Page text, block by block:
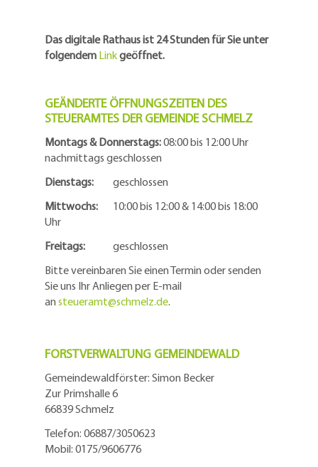
Das digitale Rathaus ist 24 Stunden für Sie unter
folgendem Linkgeöffnet.
GEÄNDERTE ÖFFNUNGSZEITEN DES
STEUERAMTES DER GEMEINDE SCHMELZ
Montags & Donnerstags:08:00 bis 12:00 Uhr
nachmittags geschlossen
Dienstags:
geschlossen
Mittwochs:
10:00 bis 12:00 & 14:00 bis 18:00
Uhr
Freitags:
geschlossen
Bitte vereinbaren Sie einen Termin oder senden
Sie uns Ihr Anliegen per E-mail
an steueramt@schmelz.de.
FORSTVERWALTUNG GEMEINDEWALD
Gemeindewaldförster: Simon Becker
Zur Primshalle 6
66839 Schmelz
Telefon: 06887/3050623
Mobil: 0175/9606776